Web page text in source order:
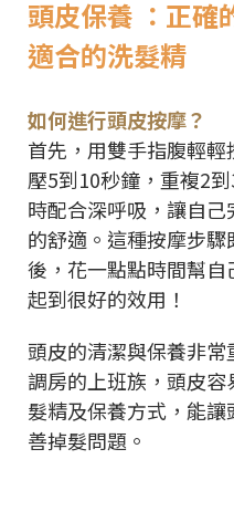
頭皮保養 ：正確
適合的洗髮精
如何進行頭皮按摩？
首先，用雙手指腹輕
壓5到10秒鐘，重複2
時配合深呼吸，讓自
的舒適。這種按摩步
後，花一點點時間幫
起到很好的效用！
頭皮的清潔與保養非
調房的上班族，頭皮
髮精及保養方式，能
善掉髮問題。